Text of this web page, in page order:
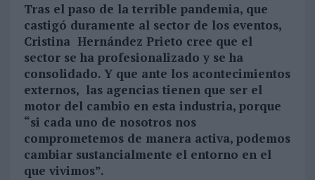
Tras el paso de la terrible pandemia, que
castigó duramente al sector de los eventos,
Cristina Hernández Prieto cree que el
sector se ha profesionalizado y se ha
consolidado. Y que ante los acontecimientos
externos, las agencias tienen que ser el
motor del cambio en esta industria, porque
“si cada uno de nosotros nos
comprometemos de manera activa, podemos
cambiar sustancialmente el entorno en el
que vivimos”.